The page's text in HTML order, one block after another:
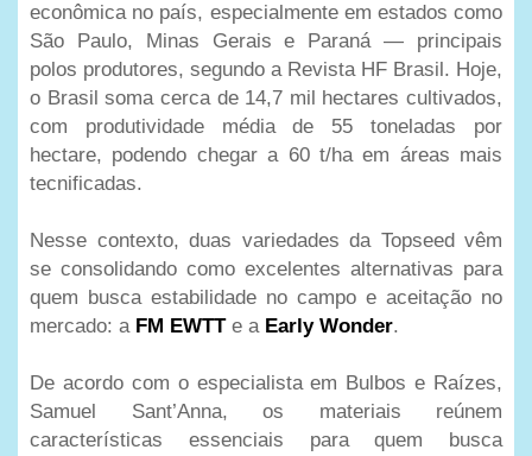
econômica no país, especialmente em estados como
São Paulo, Minas Gerais e Paraná — principais
polos produtores, segundo a Revista HF Brasil. Hoje,
o Brasil soma cerca de 14,7 mil hectares cultivados,
com produtividade média de 55 toneladas por
hectare, podendo chegar a 60 t/ha em áreas mais
tecnificadas.
Nesse contexto, duas variedades da Topseed vêm
se consolidando como excelentes alternativas para
quem busca estabilidade no campo e aceitação no
mercado: a FM EWTTe a Early Wonder.
De acordo com o especialista em Bulbos e Raízes,
Samuel Sant’Anna, os materiais reúnem
características essenciais para quem busca